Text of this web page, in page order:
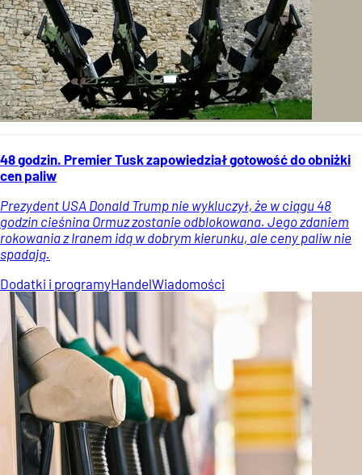
48 godzin. Premier Tusk zapowiedział gotowość do obniżki
cen paliw
Prezydent USA Donald Trump nie wykluczył, że w ciągu 48
godzin cieśnina Ormuz zostanie odblokowana. Jego zdaniem
rokowania z Iranem idą w dobrym kierunku, ale ceny paliw nie
spadają.
Dodatki i programyHandelWiadomości